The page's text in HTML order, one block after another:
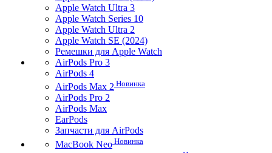
Apple Watch Ultra 3
Apple Watch Series 10
Apple Watch Ultra 2
Apple Watch SE (2024)
Ремешки для Apple Watch
AirPods Pro 3
AirPods 4
AirPods Max 2 Новинка
AirPods Pro 2
AirPods Max
EarPods
Запчасти для AirPods
MacBook Neo Новинка